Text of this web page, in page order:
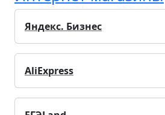
Яндекс. Бизнес
AliExpress